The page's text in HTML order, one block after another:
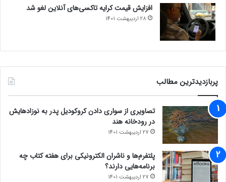
افزایش قیمت کرایه تاکسی‌های آنلاین لغو شد
28 اردیبهشت 1401
پربازدیدترین مطالب
تصاویری از سواری دادن کروکودیل پدر به نوزادهایش
در رودخانه هند
27 اردیبهشت 1401
پلتفرم‌ها و ناشران الکترونیکی برای هفته کتاب چه
برنامه‌هایی دارند؟
27 اردیبهشت 1401